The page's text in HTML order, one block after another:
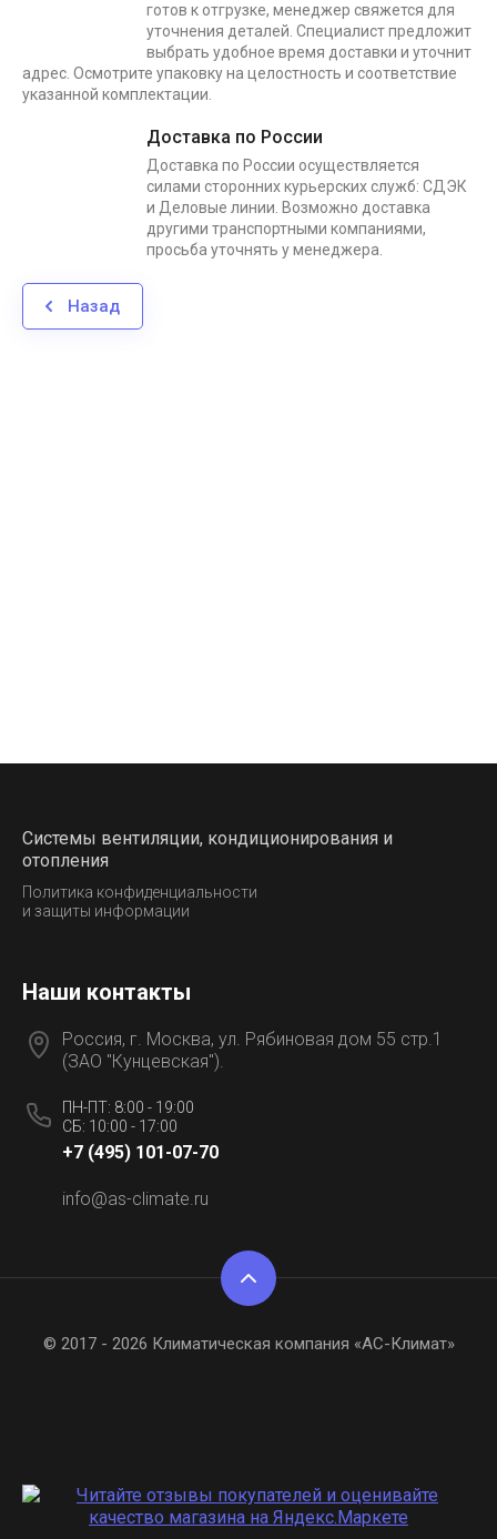
готов к отгрузке, менеджер свяжется для
уточнения деталей. Специалист предложит
выбрать удобное время доставки и уточнит
адрес. Осмотрите упаковку на целостность и соответствие
указанной комплектации.
Доставка по России
Доставка по России осуществляется
силами сторонних курьерских служб: СДЭК
и Деловые линии. Возможно доставка
другими транспортными компаниями,
просьба уточнять у менеджера.
Назад
Системы вентиляции, кондиционирования и
отопления
Политика конфиденциальности
и защиты информации
Наши контакты
Россия, г. Москва, ул. Рябиновая дом 55 стр.1
(ЗАО "Кунцевская").
ПН-ПТ: 8:00 - 19:00
СБ: 10:00 - 17:00
+7 (495) 101-07-70
info@as-climate.ru
© 2017 - 2026 Климатическая компания «АС-Климат»